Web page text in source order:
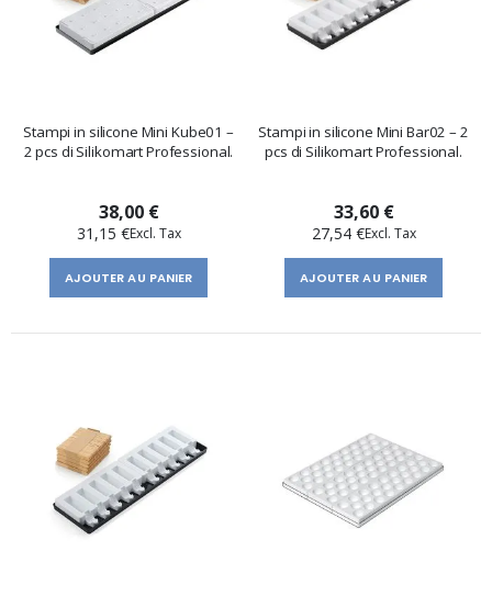
Stampi in silicone Mini Kube01 –
2 pcs di Silikomart Professional.
38,00 €
31,15 €
AJOUTER AU PANIER
Stampi in silicone Mini Bar02 – 2
pcs di Silikomart Professional.
33,60 €
27,54 €
AJOUTER AU PANIER